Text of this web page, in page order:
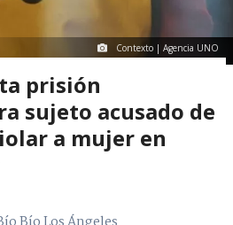
Contexto | Agencia UNO
prisión
sujeto acusado de
a mujer en